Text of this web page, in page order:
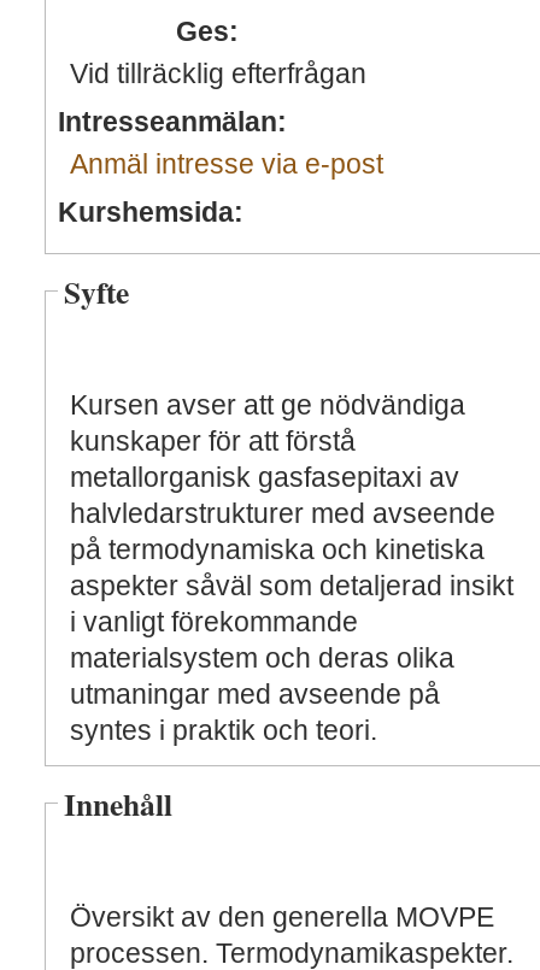
Ges:
Vid tillräcklig efterfrågan
Intresseanmälan:
Anmäl intresse via e-post
Kurshemsida:
Syfte
Kursen avser att ge nödvändiga
kunskaper för att förstå
metallorganisk gasfasepitaxi av
halvledarstrukturer med avseende
på termodynamiska och kinetiska
aspekter såväl som detaljerad insikt
i vanligt förekommande
materialsystem och deras olika
utmaningar med avseende på
syntes i praktik och teori.
Innehåll
Översikt av den generella MOVPE
processen. Termodynamikaspekter.